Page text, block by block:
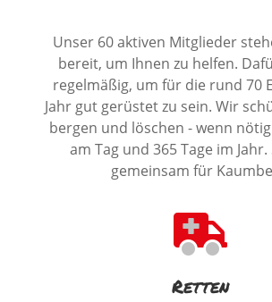
Unser 60 aktiven Mitglieder
bereit, um Ihnen zu helfen.
regelmäßig, um für die rund 70
Jahr gut gerüstet zu sein. Wir
bergen und löschen - wenn
am Tag und 365 Tage im Jahr.
gemeinsam für
Retten